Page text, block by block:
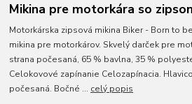
Mikina pre motorkára so
Motorkárska zipsová mikina Biker - Born to
mikina pre motorkárov. Skvelý darček pre
strana počesaná, 65 % bavlna, 35 %
Celokovové zapínanie Celozapínacia.
počesaná. Bočné ... celý popis